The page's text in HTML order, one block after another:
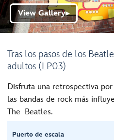
Tras los pasos de los
adultos (LP03)
View Gallery▶
Disfruta una retrospectiva
las bandas de rock más
The Beatles.
Puerto de escala